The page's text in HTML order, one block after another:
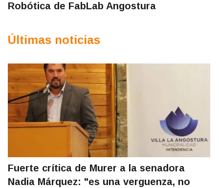
Robótica de FabLab Angostura
Últimas noticias
Fuerte crítica de Murer a la senadora
Nadia Márquez: "es una verguenza, no